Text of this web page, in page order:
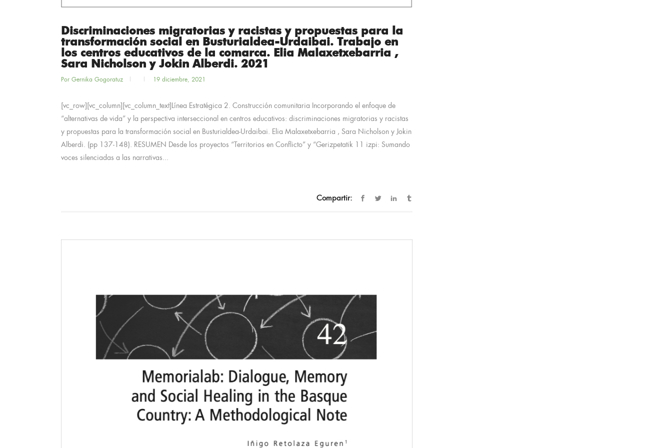
Discriminaciones migratorias y racistas y propuestas para la
transformación social en Busturialdea-Urdaibai. Trabajo en
los centros educativos de la comarca. Elia Malaxetxebarria ,
Sara Nicholson y Jokin Alberdi. 2021
Por Gernika Gogoratuz 19 diciembre, 2021
[vc_row][vc_column][vc_column_text]Línea Estratégica 2. Construcción comunitaria Incorporando el enfoque de
“alternativas de vida” y la perspectiva interseccional en centros educativos: discriminaciones migratorias y racistas
y propuestas para la transformación social en Busturialdea-Urdaibai. Elia Malaxetxebarria , Sara Nicholson y Jokin
Alberdi. (pp 137-148). RESUMEN Desde los proyectos “Territorios en Conflicto” y “Gerizpetatik 11 izpi: Sumando
voces silenciadas a las narrativas...
Compartir: